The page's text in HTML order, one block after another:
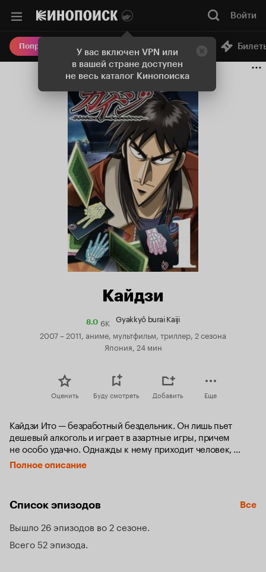
У вас включен VPN или
в вашей стране доступен
не весь каталог Кинопоиска
Войти
Попробовать Плюс Онлайн-кинотеатр
Кайдзи
8.0Рейтинг
Кинопоиска
6K Gyakkyô burai Kaiji
2007 – 2011, аниме, мультфильм, триллер, 2 сезона
Япония, 24 мин
Оценить Буду смотреть Добавить Еще
Кайдзи Ито — безработный бездельник. Он лишь пьет
дешевый алкоголь и играет в азартные игры, причем
не особо удачно. Однажды к нему приходит человек,
который заявляет, что Кайдзи задолжал почти 4 миллиона
иен, и отрабатывать такой долг ему придется не меньше
отыграться, но плата за проигрыш будет высока.
Полное описание
Список эпизодов Все
Вышло 26 эпизодов во 2 сезоне
Всего 52 эпизода